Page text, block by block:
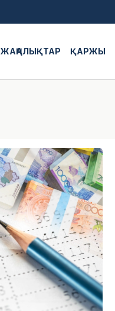
ЖАҢАЛЫҚТАР ҚАРЖЫ